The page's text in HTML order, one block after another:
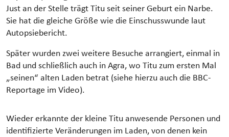
Just an der Stelle trägt Titu seit seiner Geburt ein Narbe.
Sie hat die gleiche Größe wie die Einschusswunde laut
Autopsiebericht.
Später wurden zwei weitere Besuche arrangiert, einmal in
Bad und schließlich auch in Agra, wo Titu zum ersten Mal
„seinen“ alten Laden betrat (siehe hierzu auch die BBC-
Reportage im Video).
Wieder erkannte der kleine Titu anwesende Personen und
identifizierte Veränderungen im Laden, von denen kein